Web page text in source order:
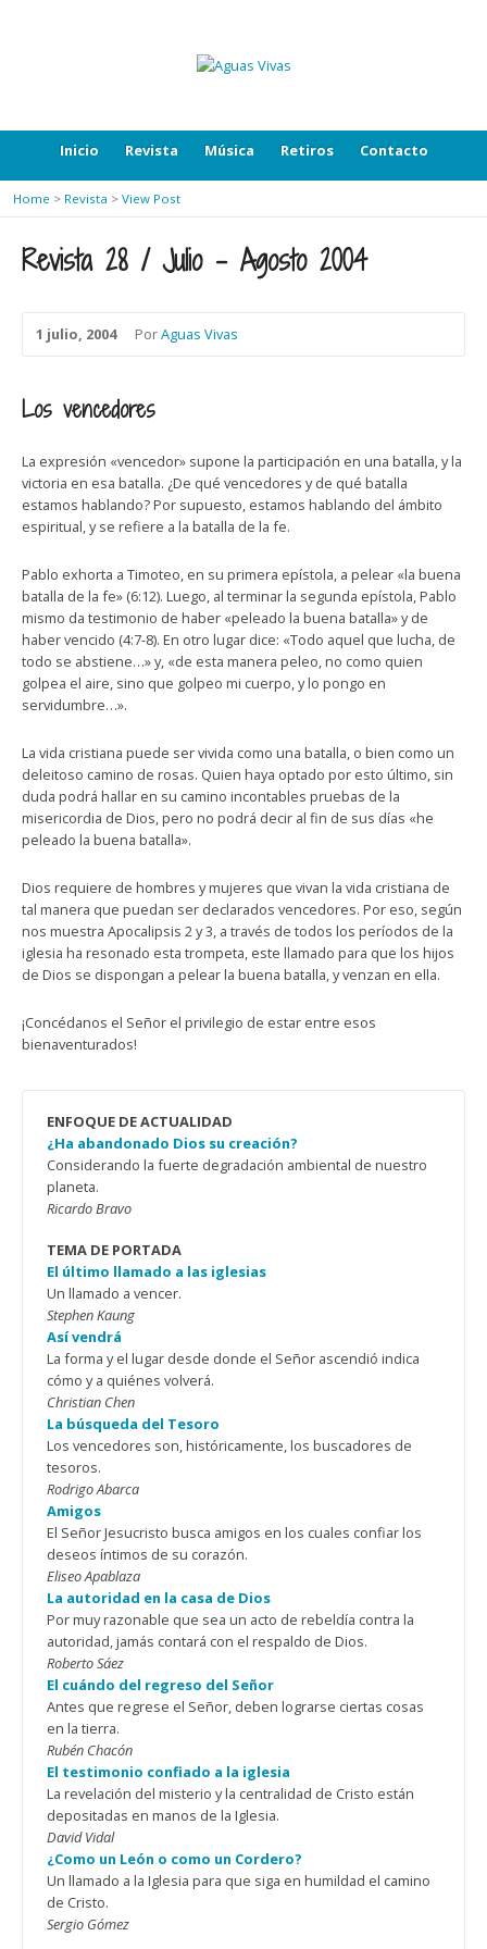
Inicio Revista Música Retiros Contacto
Home > Revista > View Post
Revista 28 / Julio – Agosto 2004
1 julio, 2004 PorAguas Vivas
Los vencedores
La expresión «vencedor» supone la participación en una batalla, y la
victoria en esa batalla. ¿De qué vencedores y de qué batalla
estamos hablando? Por supuesto, estamos hablando del ámbito
espiritual, y se refiere a la batalla de la fe.
Pablo exhorta a Timoteo, en su primera epístola, a pelear «la buena
batalla de la fe» (6:12). Luego, al terminar la segunda epístola, Pablo
mismo da testimonio de haber «peleado la buena batalla» y de
haber vencido (4:7-8). En otro lugar dice: «Todo aquel que lucha, de
todo se abstiene…» y, «de esta manera peleo, no como quien
golpea el aire, sino que golpeo mi cuerpo, y lo pongo en
servidumbre…».
La vida cristiana puede ser vivida como una batalla, o bien como un
deleitoso camino de rosas. Quien haya optado por esto último, sin
duda podrá hallar en su camino incontables pruebas de la
misericordia de Dios, pero no podrá decir al fin de sus días «he
peleado la buena batalla».
Dios requiere de hombres y mujeres que vivan la vida cristiana de
tal manera que puedan ser declarados vencedores. Por eso, según
nos muestra Apocalipsis 2 y 3, a través de todos los períodos de la
iglesia ha resonado esta trompeta, este llamado para que los hijos
de Dios se dispongan a pelear la buena batalla, y venzan en ella.
¡Concédanos el Señor el privilegio de estar entre esos
bienaventurados!
ENFOQUE DE ACTUALIDAD
¿Ha abandonado Dios su creación?
Considerando la fuerte degradación ambiental de nuestro
planeta.
Ricardo Bravo
TEMA DE PORTADA
El último llamado a las iglesias
Un llamado a vencer.
Stephen Kaung
Así vendrá
La forma y el lugar desde donde el Señor ascendió indica
cómo y a quiénes volverá.
Christian Chen
La búsqueda del Tesoro
Los vencedores son, históricamente, los buscadores de
tesoros.
Rodrigo Abarca
Amigos
El Señor Jesucristo busca amigos en los cuales confiar los
deseos íntimos de su corazón.
Eliseo Apablaza
La autoridad en la casa de Dios
Por muy razonable que sea un acto de rebeldía contra la
autoridad, jamás contará con el respaldo de Dios.
Roberto Sáez
El cuándo del regreso del Señor
Antes que regrese el Señor, deben lograrse ciertas cosas
en la tierra.
Rubén Chacón
El testimonio confiado a la iglesia
La revelación del misterio y la centralidad de Cristo están
depositadas en manos de la Iglesia.
David Vidal
¿Como un León o como un Cordero?
Un llamado a la Iglesia para que siga en humildad el camino
de Cristo.
Sergio Gómez